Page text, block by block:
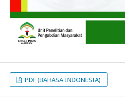
PDF (BAHASA INDONESIA)